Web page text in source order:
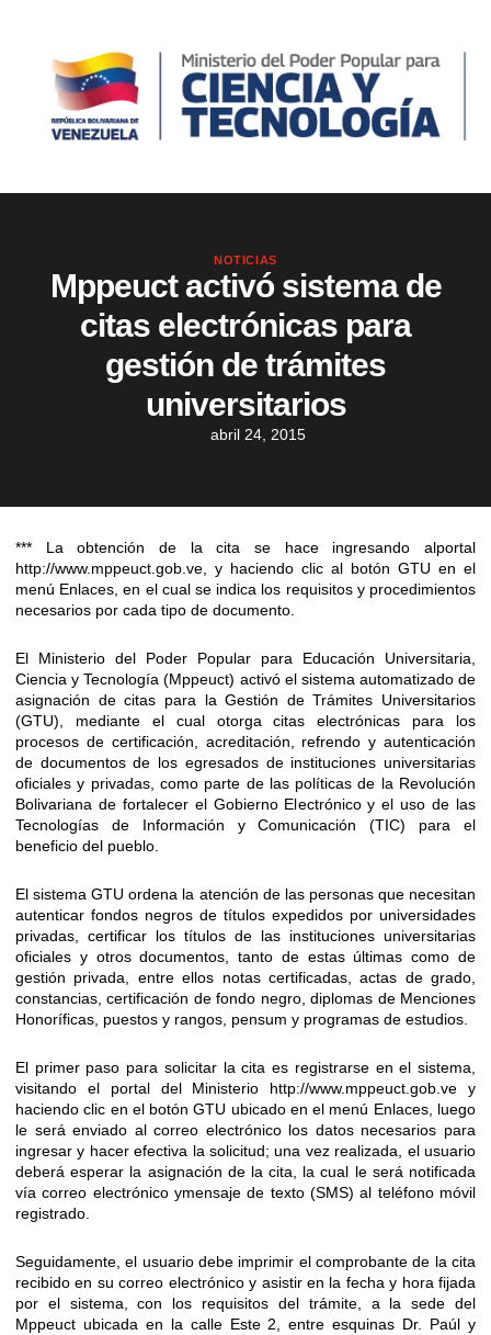
NOTICIAS
Mppeuct activó sistema de
citas electrónicas para
gestión de trámites
universitarios
abril 24, 2015
*** La obtención de la cita se hace ingresando alportal
http://www.mppeuct.gob.ve, y haciendo clic al botón GTU en el
menú Enlaces, en el cual se indica los requisitos y procedimientos
necesarios por cada tipo de documento.
El Ministerio del Poder Popular para Educación Universitaria,
Ciencia y Tecnología (Mppeuct) activó el sistema automatizado de
asignación de citas para la Gestión de Trámites Universitarios
(GTU), mediante el cual otorga citas electrónicas para los
procesos de certificación, acreditación, refrendo y autenticación
de documentos de los egresados de instituciones universitarias
oficiales y privadas, como parte de las políticas de la Revolución
Bolivariana de fortalecer el Gobierno Electrónico y el uso de las
Tecnologías de Información y Comunicación (TIC) para el
beneficio del pueblo.
El sistema GTU ordena la atención de las personas que necesitan
autenticar fondos negros de títulos expedidos por universidades
privadas, certificar los títulos de las instituciones universitarias
oficiales y otros documentos, tanto de estas últimas como de
gestión privada, entre ellos notas certificadas, actas de grado,
constancias, certificación de fondo negro, diplomas de Menciones
Honoríficas, puestos y rangos, pensum y programas de estudios.
El primer paso para solicitar la cita es registrarse en el sistema,
visitando el portal del Ministerio http://www.mppeuct.gob.ve y
haciendo clic en el botón GTU ubicado en el menú Enlaces, luego
le será enviado al correo electrónico los datos necesarios para
ingresar y hacer efectiva la solicitud; una vez realizada, el usuario
deberá esperar la asignación de la cita, la cual le será notificada
vía correo electrónico ymensaje de texto (SMS) al teléfono móvil
registrado.
Seguidamente, el usuario debe imprimir el comprobante de la cita
recibido en su correo electrónico y asistir en la fecha y hora fijada
por el sistema, con los requisitos del trámite, a la sede del
Mppeuct ubicada en la calle Este 2, entre esquinas Dr. Paúl y